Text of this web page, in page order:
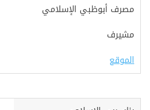
مصرف أبوظبي الإسلامي
مشيرف
الموقع